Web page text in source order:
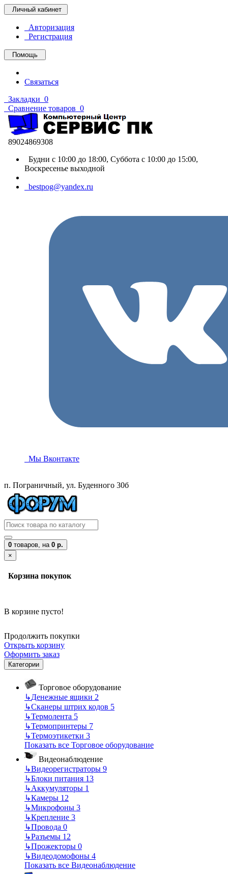
Личный кабинет
Авторизация
Регистрация
Помощь
Связаться
Закладки 0
Сравнение товаров 0
89024869308
Будни с 10:00 до 18:00, Суббота с 10:00 до 15:00,
Воскресенье выходной
bestpog@yandex.ru
Мы Вконтакте
п. Пограничный, ул. Буденного 30б
0 товаров, на 0 р.
×
Корзина покупок
В корзине пусто!
Продолжить покупки
Открыть корзину
Оформить заказ
Категории
Торговое оборудование
↳Денежные ящики 2
↳Сканеры штрих кодов 5
↳Термолента 5
↳Термопринтеры 7
↳Термоэтикетки 3
Показать все Торговое оборудование
Видеонаблюдение
↳Видеорегистраторы 9
↳Блоки питания 13
↳Аккумуляторы 1
↳Камеры 12
↳Микрофоны 3
↳Крепление 3
↳Провода 0
↳Разъемы 12
↳Прожекторы 0
↳Видеодомофоны 4
Показать все Видеонаблюдение